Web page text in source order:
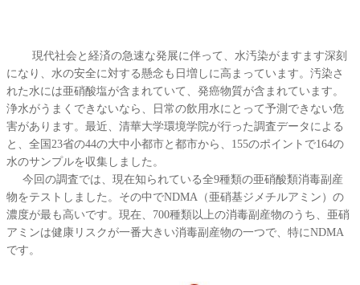
現代社会と経済の急速な発展に伴って、水汚染がますます深刻
になり、水の安全に対する懸念も日増しに高まっています。汚染さ
れた水には亜硝酸塩が含まれていて、発癌物質が含まれています。
浄水がうまくできないなら、日常の飲用水にとって予測できない危
害があります。最近、清華大学環境学院が行った調査データによる
と、全国23省の44の大中小都市と都市から、155のポイントで164の
水のサンプルを収集しました。
今回の調査では、現在知られている全9種類の亜硝酸類消毒副産
物をテストしました。その中でNDMA（亜硝基ジメチルアミン）の
濃度が最も高いです。現在、700種類以上の消毒副産物のうち、亜硝
アミンは健康リスクが一番大きい消毒副産物の一つで、特にNDMA
です。